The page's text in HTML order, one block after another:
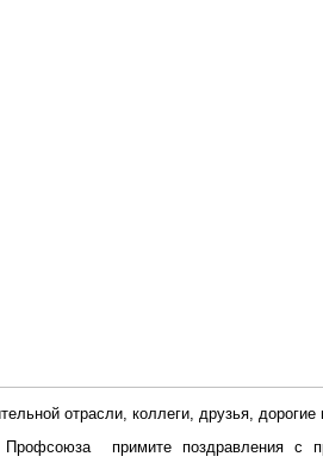
отрасли, коллеги, друзья, дорогие
примите поздравления с